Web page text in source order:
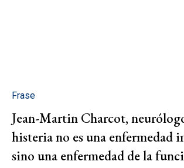
Frase
Jean-Martin Charcot,
histeria no es una enfermedad
sino una enfermedad de la